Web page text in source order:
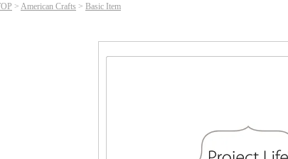
> American Crafts > Basic Item